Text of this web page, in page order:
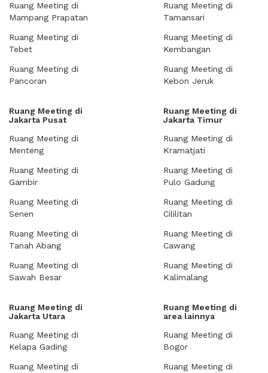
Ruang Meeting di
Mampang Prapatan
Ruang Meeting di
Tebet
Ruang Meeting di
Pancoran
Ruang Meeting di
Tamansari
Ruang Meeting di
Kembangan
Ruang Meeting di
Kebon Jeruk
Ruang Meeting di
Jakarta Pusat
Ruang Meeting di
Menteng
Ruang Meeting di
Gambir
Ruang Meeting di
Senen
Ruang Meeting di
Tanah Abang
Ruang Meeting di
Sawah Besar
Ruang Meeting di
Jakarta Timur
Ruang Meeting di
Kramatjati
Ruang Meeting di
Pulo Gadung
Ruang Meeting di
Cililitan
Ruang Meeting di
Cawang
Ruang Meeting di
Kalimalang
Ruang Meeting di
Jakarta Utara
Ruang Meeting di
Kelapa Gading
Ruang Meeting di
Ruang Meeting di
area lainnya
Ruang Meeting di
Bogor
Ruang Meeting di